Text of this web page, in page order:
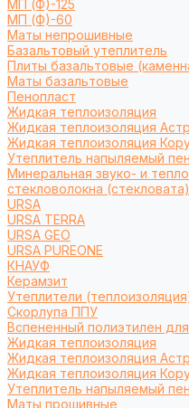
МП (Ф)-125
МП (Ф)-60
Маты непрошивные
Базальтовый утеплитель
Плиты базальтовые
Маты базальтовые
Пенопласт
Жидкая теплоизоляция
Жидкая теплоизоляция
Жидкая теплоизоляция
Утеплитель напыляемый
Минеральная звуко- и
стекловолокна (стекловата)
URSA
URSA TERRA
URSA GEO
URSA PUREONE
КНАУФ
Керамзит
Утеплители
Cкорлупа ППУ
Вспененный полиэтилен
Жидкая теплоизоляция
Жидкая теплоизоляция
Жидкая теплоизоляция
Утеплитель напыляемый
Маты прошивные